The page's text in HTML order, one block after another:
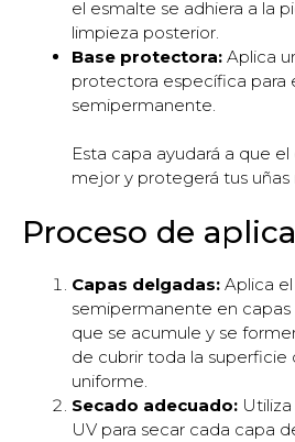
el esmalte se adhiera a la
limpieza posterior.
Base protectora: Aplica
protectora específica para
semipermanente.
Esta capa ayudará a que
mejor y protegerá tus uñas
Proceso de
Capas delgadas: Aplica
semipermanente en
que se acumule y se
de cubrir toda la superficie
uniforme.
Secado adecuado:
UV para secar cada capa